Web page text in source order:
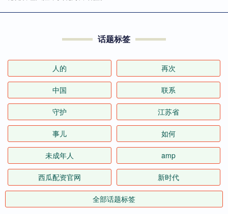
话题标签
人的 再次
中国 联系
守护 江苏省
事儿 如何
未成年人 amp
西瓜配资官网 新时代
全部话题标签